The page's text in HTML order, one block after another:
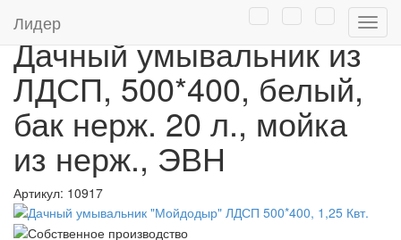
Лидер
Дачные умывальники
Дачный умывальник из
ЛДСП, 500*400, белый,
бак нерж. 20 л., мойка
из нерж., ЭВН
Артикул: 10917